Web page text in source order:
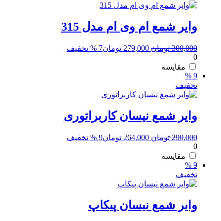
وایر شمع ام وی ام مدل 315
300,000 تومان قیمت
279,000 تومان7 % تخفیف
0
مقایسه
9 %
تخفیف
وایر شمع نیسان کاربراتوری
290,000 تومان قیمت
264,000 تومان9 % تخفیف
0
مقایسه
9 %
تخفیف
وایر شمع نیسان پیکاپ